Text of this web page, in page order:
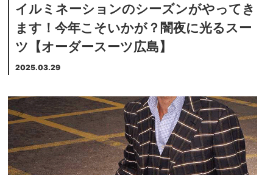
イルミネーションのシーズンがやってき
ます！今年こそいかが？闇夜に光るスー
ツ【オーダースーツ広島】
2025.03.29